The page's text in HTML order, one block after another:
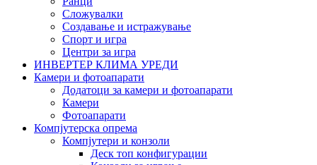
Сложувалки
Создавање и истражување
Спорт и игра
Центри за игра
ИНВЕРТЕР КЛИМА УРЕДИ
Камери и фотоапарати
Додатоци за камери и фотоапарати
Камери
Фотоапарати
Компјутерска опрема
Компјутери и конзоли
Деск топ конфигурации